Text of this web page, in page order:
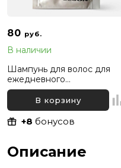
80 руб.
В наличии
Шампунь для волос для
ежедневного
использования Elgon
Primaria Biodaily Shampoo,
10 мл
В корзину
+8 бонусов
Описание